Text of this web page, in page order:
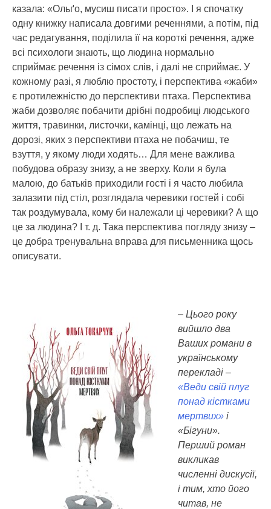
казала: «Ольґо, мусиш писати просто». І я спочатку
одну книжку написала довгими реченнями, а потім, під
час редагування, поділила її на короткі речення, адже
всі психологи знають, що людина нормально
сприймає речення із сімох слів, і далі не сприймає. У
кожному разі, я люблю простоту, і перспектива «жаби»
є протилежністю до перспективи птаха. Перспектива
жаби дозволяє побачити дрібні подробиці людського
життя, травинки, листочки, камінці, що лежать на
дорозі, яких з перспективи птаха не побачиш, те
взуття, у якому люди ходять… Для мене важлива
побудова образу знизу, а не зверху. Коли я була
малою, до батьків приходили гості і я часто любила
залазити під стіл, розглядала черевики гостей і собі
так роздумувала, кому би належали ці черевики? А що
це за людина? І т. д. Така перспектива погляду знизу –
це добра тренувальна вправа для письменника щось
описувати.
– Цього року
вийшло два
Ваших романи в
українському
перекладі –
«Веди свій плуг
понад кістками
мертвих» і
«Бігуни».
Перший роман
викликав
численні дискусії,
і тим, хто його
читав, не